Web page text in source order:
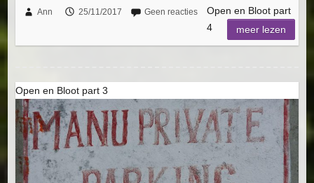
Ann 25/11/2017 Geen reacties
Open en Bloot part
4
meer lezen
Open en Bloot part 3